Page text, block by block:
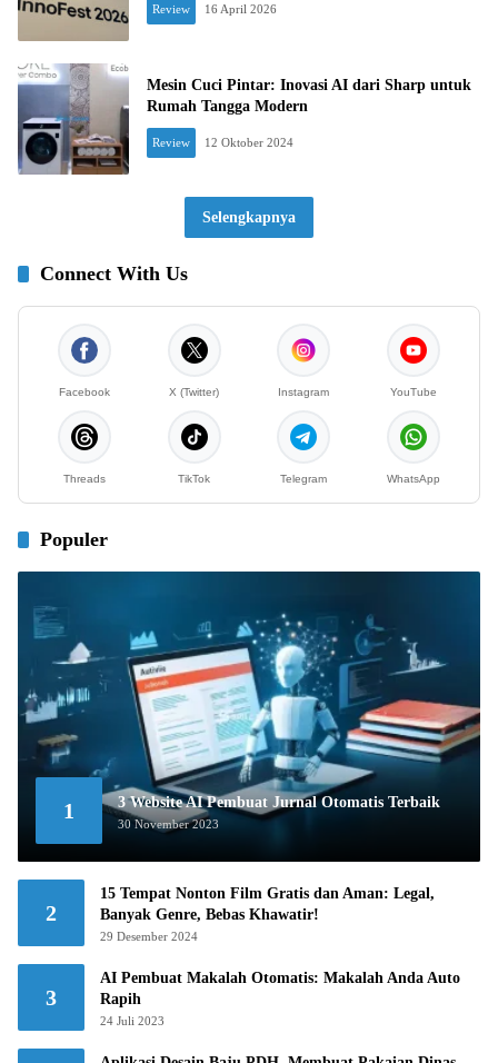
Review 16 April 2026
Mesin Cuci Pintar: Inovasi AI dari Sharp untuk
Rumah Tangga Modern
Review 12 Oktober 2024
Selengkapnya
Connect With Us
Facebook X (Twitter) Instagram YouTube
Threads TikTok Telegram WhatsApp
Populer
1 3 Website AI Pembuat Jurnal Otomatis Terbaik
30 November 2023
2
15 Tempat Nonton Film Gratis dan Aman: Legal,
Banyak Genre, Bebas Khawatir!
29 Desember 2024
3
AI Pembuat Makalah Otomatis: Makalah Anda Auto
Rapih
24 Juli 2023